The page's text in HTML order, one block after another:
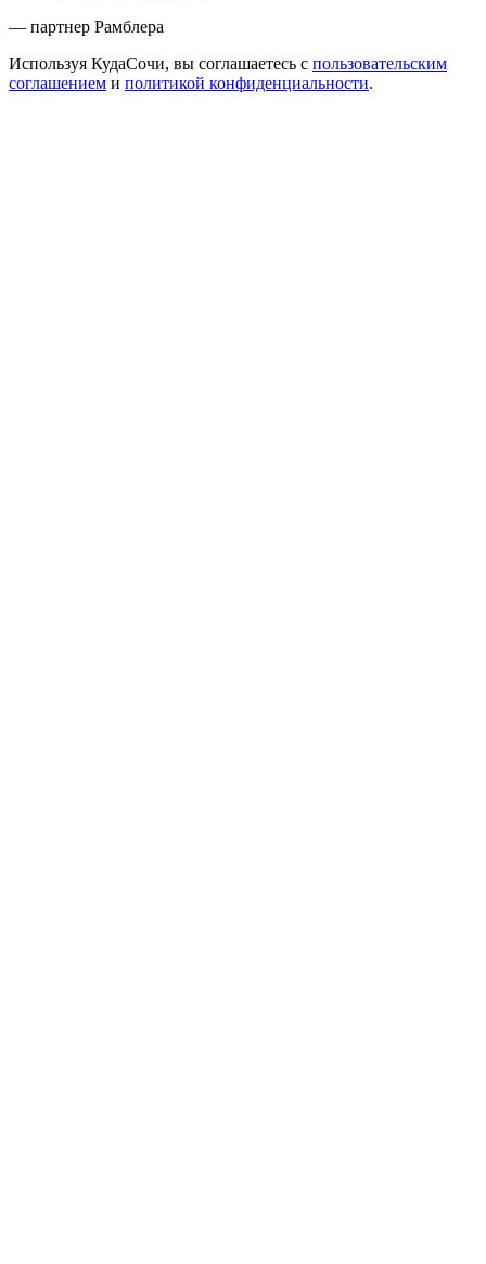
— партнер Рамблера
Используя КудаСочи, вы соглашаетесь с пользовательским
соглашением и политикой конфиденциальности.